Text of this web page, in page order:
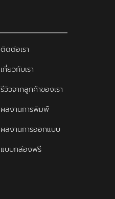
ติดต่อเรา
เกี่ยวกับเรา
รีวิวจากลูกค้าของเรา
ผลงานการพิมพ์
ผลงานการออกแบบ
แบบกล่องฟรี